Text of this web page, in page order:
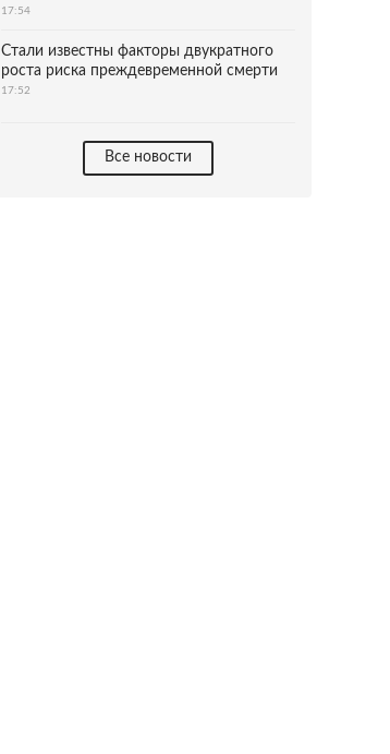
17:54
Стали известны факторы двукратного
роста риска преждевременной смерти
17:52
Все новости